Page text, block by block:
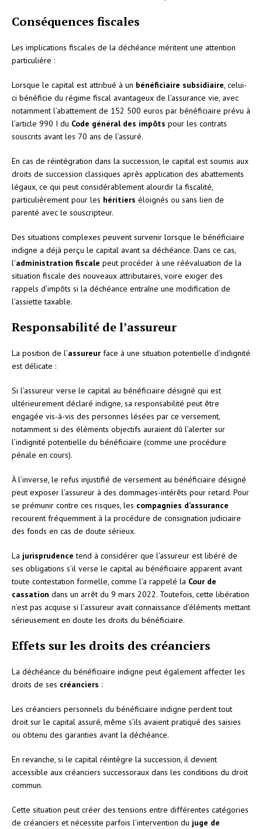
Conséquences fiscales
Les implications fiscales de la déchéance méritent une attention
particulière :
Lorsque le capital est attribué à un bénéficiaire subsidiaire, celui-
ci bénéficie du régime fiscal avantageux de l’assurance vie, avec
notamment l’abattement de 152 500 euros par bénéficiaire prévu à
l’article 990 I du Code général des impôts pour les contrats
souscrits avant les 70 ans de l’assuré.
En cas de réintégration dans la succession, le capital est soumis aux
droits de succession classiques après application des abattements
légaux, ce qui peut considérablement alourdir la fiscalité,
particulièrement pour les héritiers éloignés ou sans lien de
parenté avec le souscripteur.
Des situations complexes peuvent survenir lorsque le bénéficiaire
indigne a déjà perçu le capital avant sa déchéance. Dans ce cas,
l’administration fiscale peut procéder à une réévaluation de la
situation fiscale des nouveaux attributaires, voire exiger des
rappels d’impôts si la déchéance entraîne une modification de
l’assiette taxable.
Responsabilité de l’assureur
La position de l’assureur face à une situation potentielle d’indignité
est délicate :
Si l’assureur verse le capital au bénéficiaire désigné qui est
ultérieurement déclaré indigne, sa responsabilité peut être
engagée vis-à-vis des personnes lésées par ce versement,
notamment si des éléments objectifs auraient dû l’alerter sur
l’indignité potentielle du bénéficiaire (comme une procédure
pénale en cours).
À l’inverse, le refus injustifié de versement au bénéficiaire désigné
peut exposer l’assureur à des dommages-intérêts pour retard. Pour
se prémunir contre ces risques, les compagnies d’assurance
recourent fréquemment à la procédure de consignation judiciaire
des fonds en cas de doute sérieux.
La jurisprudence tend à considérer que l’assureur est libéré de
ses obligations s’il verse le capital au bénéficiaire apparent avant
toute contestation formelle, comme l’a rappelé la Cour de
cassation dans un arrêt du 9 mars 2022. Toutefois, cette libération
n’est pas acquise si l’assureur avait connaissance d’éléments mettant
sérieusement en doute les droits du bénéficiaire.
Effets sur les droits des créanciers
La déchéance du bénéficiaire indigne peut également affecter les
droits de ses créanciers :
Les créanciers personnels du bénéficiaire indigne perdent tout
droit sur le capital assuré, même s’ils avaient pratiqué des saisies
ou obtenu des garanties avant la déchéance.
En revanche, si le capital réintègre la succession, il devient
accessible aux créanciers successoraux dans les conditions du droit
commun.
Cette situation peut créer des tensions entre différentes catégories
de créanciers et nécessite parfois l’intervention du juge de